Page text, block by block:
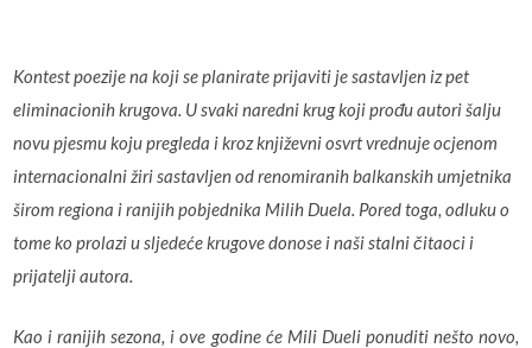
Kontest poezije na koji se planirate prijaviti je sastavljen iz pet
eliminacionih krugova. U svaki naredni krug koji prođu autori šalju
novu pjesmu koju pregleda i kroz književni osvrt vrednuje ocjenom
internacionalni žiri sastavljen od renomiranih balkanskih umjetnika
širom regiona i ranijih pobjednika Milih Duela. Pored toga, odluku o
tome ko prolazi u sljedeće krugove donose i naši stalni čitaoci i
prijatelji autora.
Kao i ranijih sezona, i ove godine će Mili Dueli ponuditi nešto novo,